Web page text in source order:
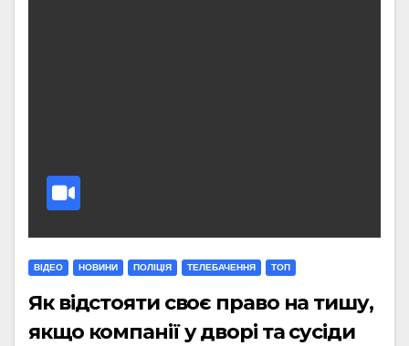
ВІДЕО НОВИНИ ПОЛІЦІЯ ТЕЛЕБАЧЕННЯ ТОП
Як відстояти своє право на тишу,
якщо компанії у дворі та сусіди